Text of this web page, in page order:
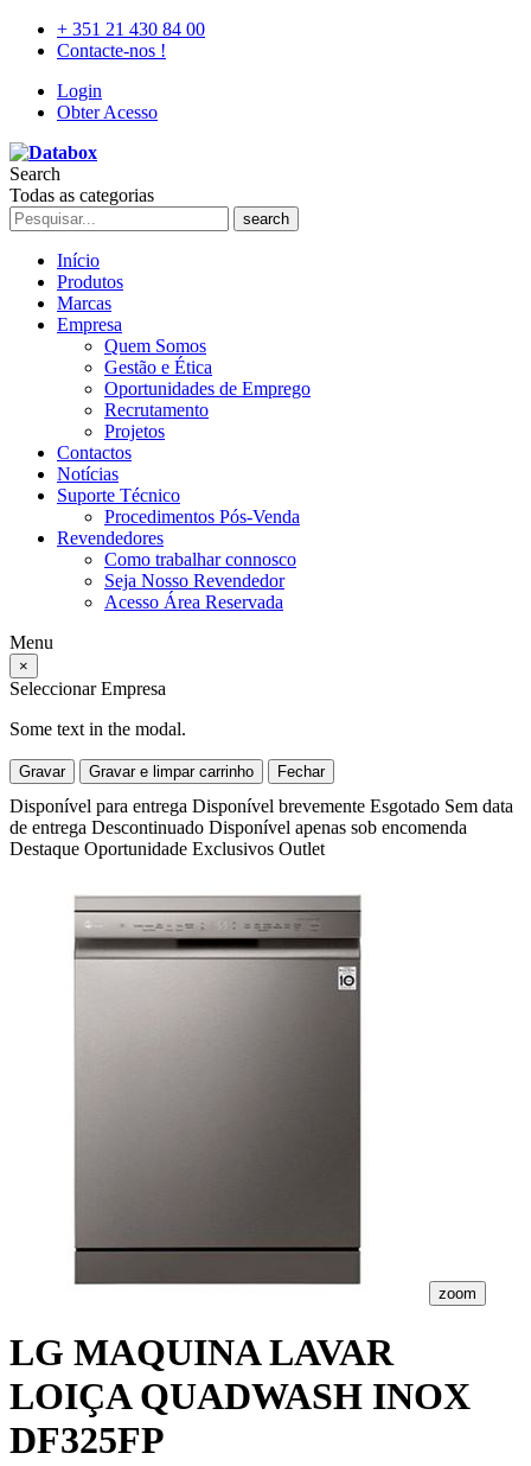
+ 351 21 430 84 00
Contacte-nos !
Login
Obter Acesso
Search
Todas as categorias
search
Início
Produtos
Marcas
Empresa
Quem Somos
Gestão e Ética
Oportunidades de Emprego
Recrutamento
Projetos
Contactos
Notícias
Suporte Técnico
Procedimentos Pós-Venda
Revendedores
Como trabalhar connosco
Seja Nosso Revendedor
Acesso Área Reservada
Menu
×
Seleccionar Empresa
Some text in the modal.
Gravar Gravar e limpar carrinho Fechar
Disponível para entrega Disponível brevemente Esgotado Sem data
de entrega Descontinuado Disponível apenas sob encomenda
Destaque Oportunidade Exclusivos Outlet
zoom
LG MAQUINA LAVAR
LOIÇA QUADWASH INOX
DF325FP